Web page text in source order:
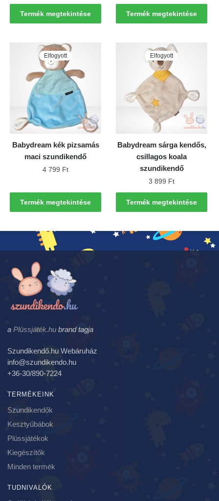
Termék megtekintése Termék megtekintése
Elfogyott
Babydream kék pizsamás
maci szundikendő
4 799 Ft
Termék megtekintése
Elfogyott
Babydream sárga kendős,
csillagos koala
szundikendő
3 899 Ft
Termék megtekintése
a Plüssjáték.hu brand tagja
Szundikendő.hu Webáruház
info@szundikendo.hu
+36-30/890-7224
TERMÉKEINK
Szundikendők
Kesztyűbábok
Plüssjátékok
Kiegészítők
Minden termék
TUDNIVALÓK